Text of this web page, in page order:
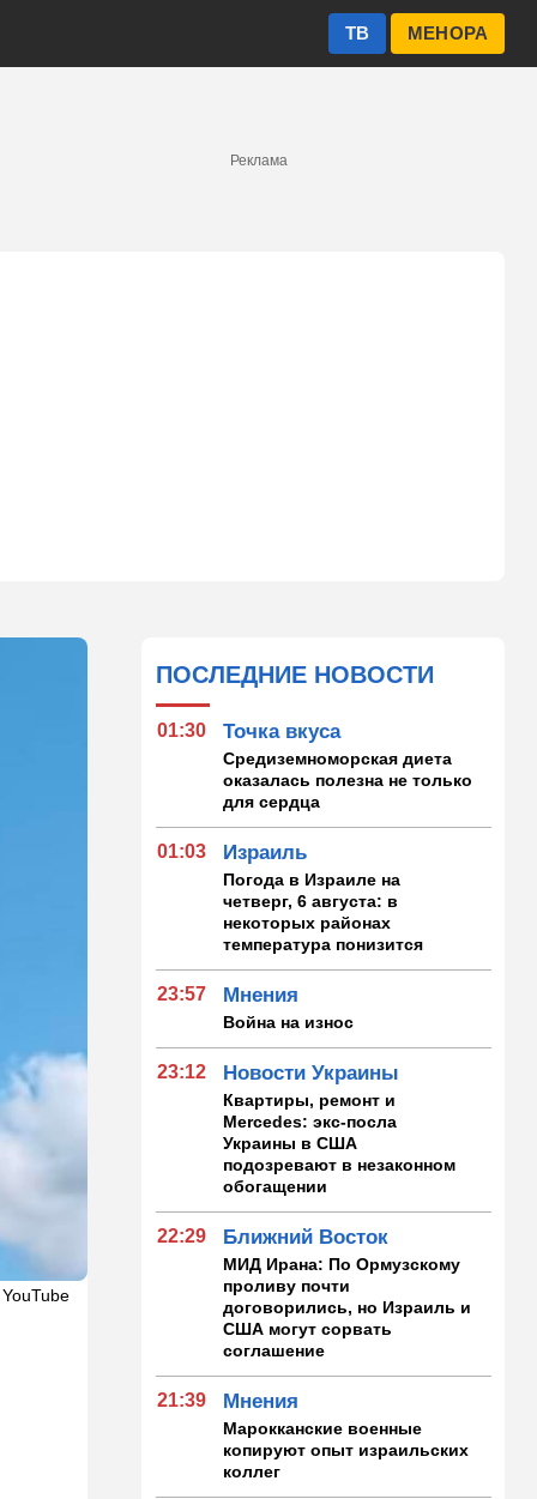
МЕНОРА
ТВ
Реклама
ПОСЛЕДНИЕ НОВОСТИ
01:30 Точка вкуса
Средиземноморская диета
оказалась полезна не только
для сердца
01:03 Израиль
Погода в Израиле на
четверг, 6 августа: в
некоторых районах
температура понизится
23:57 Мнения
Война на износ
23:12 Новости Украины
Квартиры, ремонт и
Mercedes: экс-посла
Украины в США
подозревают в незаконном
обогащении
22:29 Ближний Восток
МИД Ирана: По Ормузскому
проливу почти
договорились, но Израиль и
США могут сорвать
соглашение
21:39 Мнения
Марокканские военные
копируют опыт израильских
коллег